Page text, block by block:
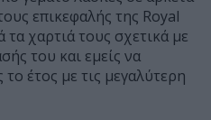
επικεφαλής της Royal
χαρτιά τους σχετικά με
του και εμείς να
έτος με τις μεγαλύτερη